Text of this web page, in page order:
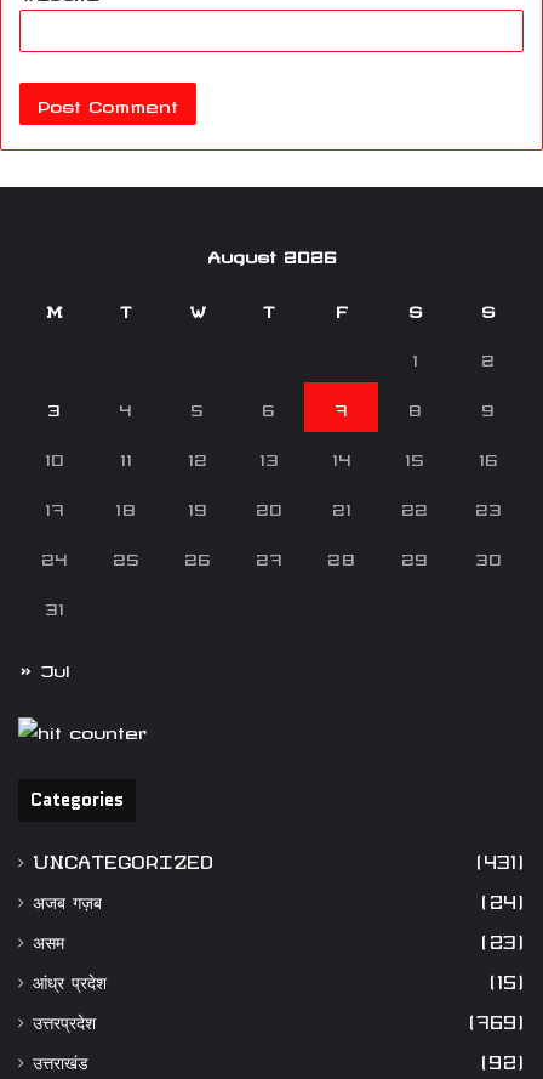
August 2026
M T W T F S S
1 2
3 4 5 6 7 8 9
10 11 12 13 14 15 16
17 18 19 20 21 22 23
24 25 26 27 28 29 30
31
« Jul
Categories
UNCATEGORIZED (431)
अजब गज़ब (24)
असम (23)
आंध्र प्रदेश (15)
उत्तरप्रदेश (769)
उत्तराखंड (92)